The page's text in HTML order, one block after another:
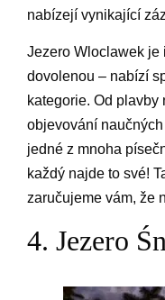
nabízejí vynikající
Jezero Wloclawek je
dovolenou – nabízí
kategorie. Od
objevování
jedné z mnoha
každý najde to své!
zaručujeme vám, že
4. Jezero